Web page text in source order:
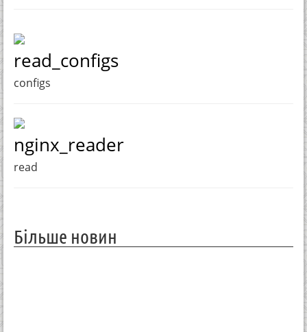
read_configs
configs
nginx_reader
read
Більше новин